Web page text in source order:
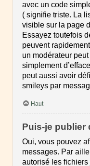
avec un code
( signifie triste. La
visible sur la page
Essayez toutefois
peuvent
un modérateur
simplement
peut aussi avoir
smileys par
Haut
Puis-je publier
Oui, vous pouvez
messages. Par
autorisé les